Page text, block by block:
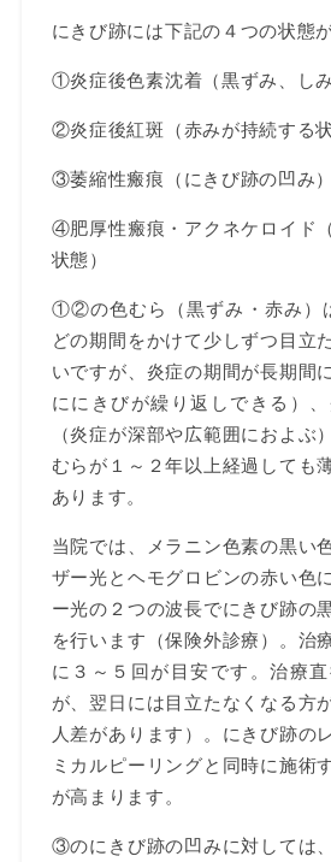
にきび跡には下記の４つの状態
①炎症後色素沈着（黒ずみ、しみ
②炎症後紅斑（赤みが持続する状
③萎縮性瘢痕（にきび跡の凹み）
④肥厚性瘢痕・アクネケロイド
状態）
①②の色むら（黒ずみ・赤み）
どの期間をかけて少しずつ目立
いですが、炎症の期間が長期間
ににきびが繰り返しできる）
（炎症が深部や広範囲におよぶ
むらが１～２年以上経過しても
あります。
当院では、メラニン色素の黒い
ザー光とヘモグロビンの赤い色
ー光の２つの波長でにきび跡の
を行います（保険外診療）。治
に３～５回が目安です。治療
が、翌日には目立たなくなる方
人差があります）。にきび跡の
ミカルピーリングと同時に施術
が高まります。
③のにきび跡の凹みに対しては